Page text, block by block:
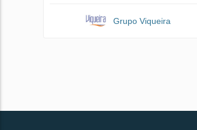
Grupo Viqueira